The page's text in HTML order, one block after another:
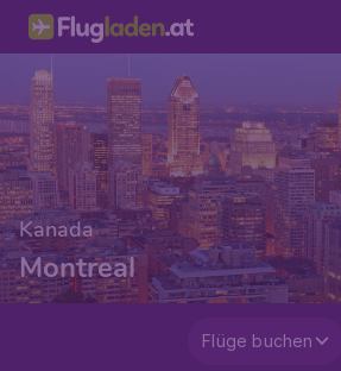
Kanada
Montreal
Flüge buchen